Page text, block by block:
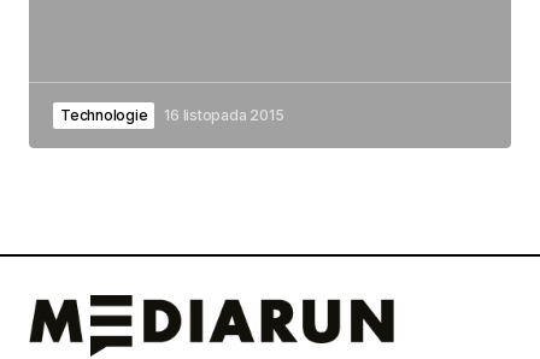
Technologie 16 listopada 2015